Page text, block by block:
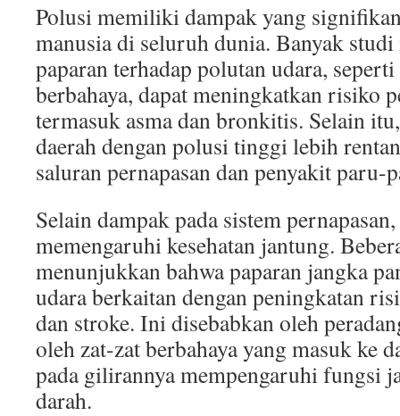
Polusi memiliki dampak yang
manusia di seluruh dunia. Banyak
paparan terhadap polutan udara,
berbahaya, dapat meningkatkan risiko
termasuk asma dan bronkitis. Selain
daerah dengan polusi tinggi lebih
saluran pernapasan dan penyakit paru-
Selain dampak pada sistem
memengaruhi kesehatan jantung.
menunjukkan bahwa paparan jangka
udara berkaitan dengan peningkatan
dan stroke. Ini disebabkan oleh
oleh zat-zat berbahaya yang masuk ke
pada gilirannya mempengaruhi fungsi
darah.